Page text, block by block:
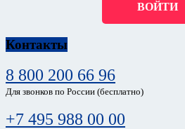
ВОЙТИ
Контакты
8 800 200 66 96
Для звонков по России (бесплатно)
+7 495 988 00 00